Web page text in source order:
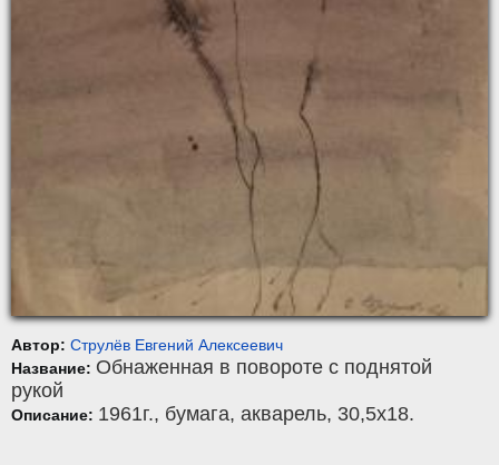
Автор: Струлёв Евгений Алексеевич
Название: Обнаженная в повороте с поднятой
рукой
Описание: 1961г., бумага, акварель, 30,5x18.